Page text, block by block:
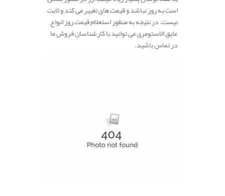
است به روز نباشد و قیمت های تغییر می کند و ثابت
نیست. در نتیجه به منظور استعلام قیمت روز انواع
عایق الاستومری می توانید با کارشناسان فروش ما
در تماس باشید.